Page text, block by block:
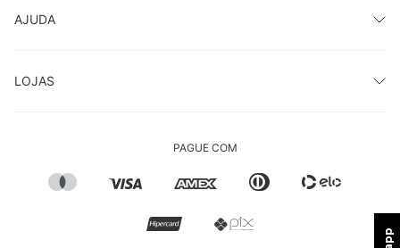
AJUDA
LOJAS
PAGUE COM